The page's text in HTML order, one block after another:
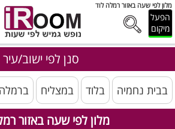
מלון לפי שעה באזור רמלה לוד
הפעל
מיקום
סנן לפי ישוב/עיר
בבית נחמיה בלוד במצליח ברמלה
מלון לפי שעה באזור